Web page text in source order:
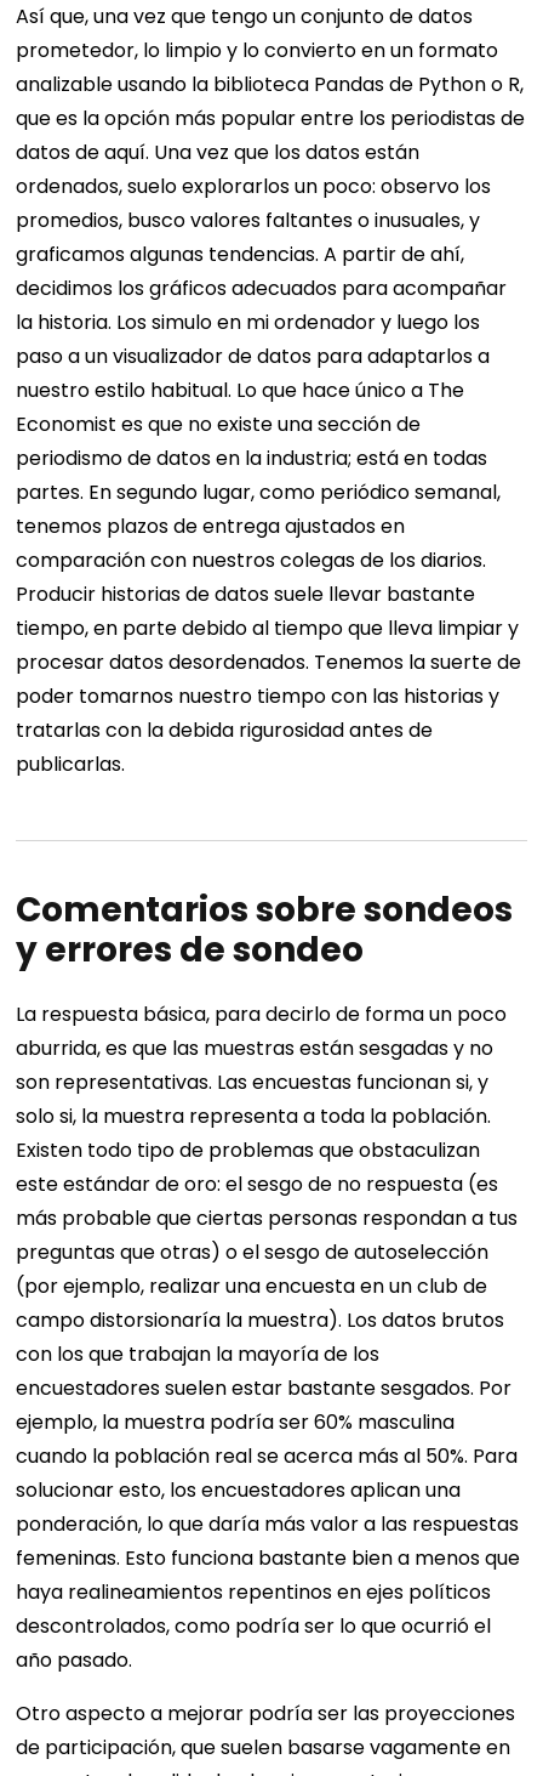
Así que, una vez que tengo un conjunto de datos
prometedor, lo limpio y lo convierto en un formato
analizable usando la biblioteca Pandas de Python o R,
que es la opción más popular entre los periodistas de
datos de aquí. Una vez que los datos están
ordenados, suelo explorarlos un poco: observo los
promedios, busco valores faltantes o inusuales, y
graficamos algunas tendencias. A partir de ahí,
decidimos los gráficos adecuados para acompañar
la historia. Los simulo en mi ordenador y luego los
paso a un visualizador de datos para adaptarlos a
nuestro estilo habitual. Lo que hace único a The
Economist es que no existe una sección de
periodismo de datos en la industria; está en todas
partes. En segundo lugar, como periódico semanal,
tenemos plazos de entrega ajustados en
comparación con nuestros colegas de los diarios.
Producir historias de datos suele llevar bastante
tiempo, en parte debido al tiempo que lleva limpiar y
procesar datos desordenados. Tenemos la suerte de
poder tomarnos nuestro tiempo con las historias y
tratarlas con la debida rigurosidad antes de
publicarlas.
Comentarios sobre sondeos
y errores de sondeo
La respuesta básica, para decirlo de forma un poco
aburrida, es que las muestras están sesgadas y no
son representativas. Las encuestas funcionan si, y
solo si, la muestra representa a toda la población.
Existen todo tipo de problemas que obstaculizan
este estándar de oro: el sesgo de no respuesta (es
más probable que ciertas personas respondan a tus
preguntas que otras) o el sesgo de autoselección
(por ejemplo, realizar una encuesta en un club de
campo distorsionaría la muestra). Los datos brutos
con los que trabajan la mayoría de los
encuestadores suelen estar bastante sesgados. Por
ejemplo, la muestra podría ser 60% masculina
cuando la población real se acerca más al 50%. Para
solucionar esto, los encuestadores aplican una
ponderación, lo que daría más valor a las respuestas
femeninas. Esto funciona bastante bien a menos que
haya realineamientos repentinos en ejes políticos
descontrolados, como podría ser lo que ocurrió el
año pasado.
Otro aspecto a mejorar podría ser las proyecciones
de participación, que suelen basarse vagamente en